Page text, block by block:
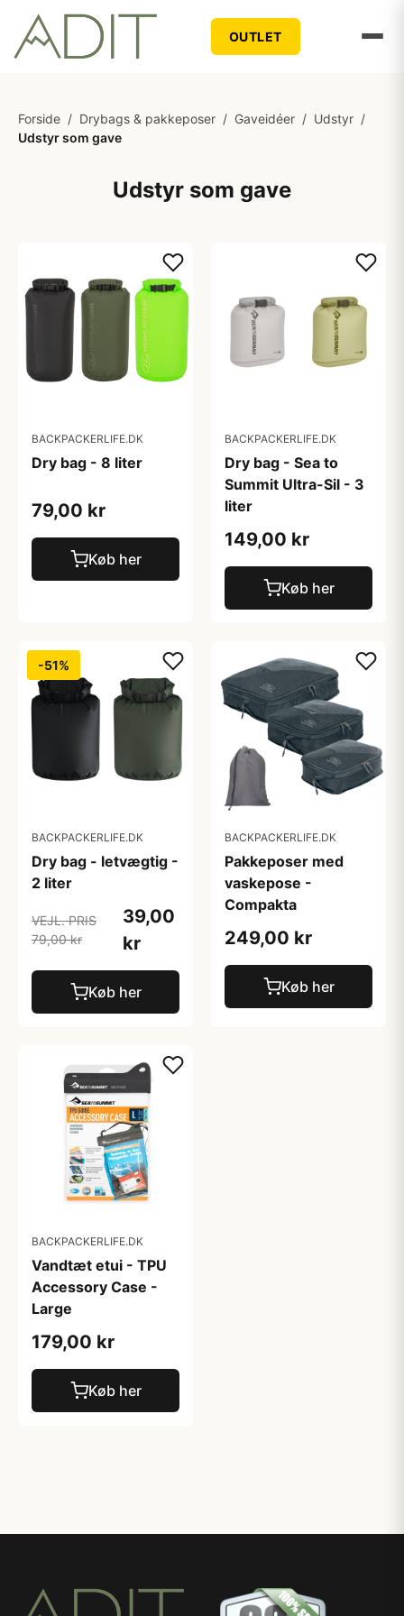
OUTLET
Forside / Drybags & pakkeposer / Gaveidéer / Udstyr /
Udstyr som gave
Udstyr som gave
BACKPACKERLIFE.DK
Dry bag - 8 liter
79,00 kr
Køb her
BACKPACKERLIFE.DK
Dry bag - Sea to
Summit Ultra-Sil - 3
liter
149,00 kr
Køb her
-51%
BACKPACKERLIFE.DK
Dry bag - letvægtig -
2 liter
VEJL. PRIS
79,00 kr
39,00
kr
Køb her
BACKPACKERLIFE.DK
Pakkeposer med
vaskepose -
Compakta
249,00 kr
Køb her
BACKPACKERLIFE.DK
Vandtæt etui - TPU
Accessory Case -
Large
179,00 kr
Køb her